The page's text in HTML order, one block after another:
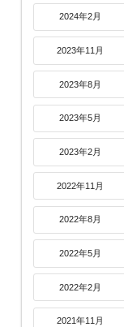
2024年2月
2023年11月
2023年8月
2023年5月
2023年2月
2022年11月
2022年8月
2022年5月
2022年2月
2021年11月